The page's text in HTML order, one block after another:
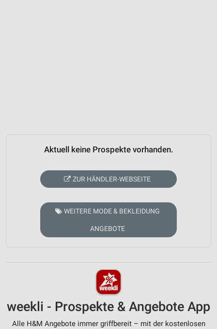
Aktuell keine Prospekte vorhanden.
ZUR HÄNDLER-WEBSEITE
WEITERE MODE & BEKLEIDUNG
ANGEBOTE
weekli - Prospekte & Angebote App
Alle H&M Angebote immer griffbereit – mit der kostenlosen